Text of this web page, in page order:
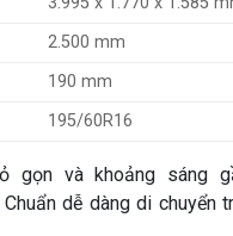
2.500 mm
190 mm
195/60R16
gọn và khoảng sáng
dễ dàng di chuyển